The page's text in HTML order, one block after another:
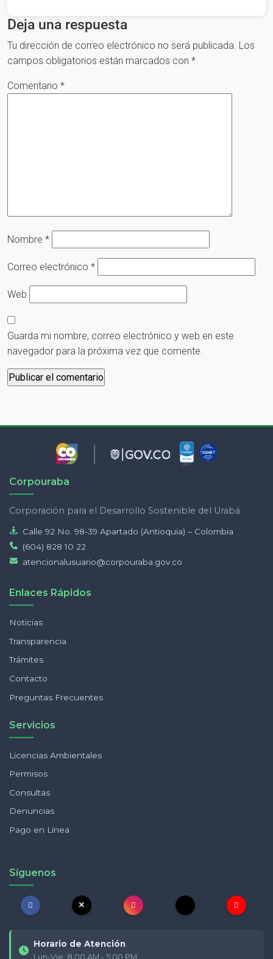
Deja una respuesta
Tu dirección de correo electrónico no será publicada. Los
campos obligatorios están marcados con *
Comentario *
Nombre *
Correo electrónico *
Web
Guarda mi nombre, correo electrónico y web en este
navegador para la próxima vez que comente.
Corpouraba
Corporación para el Desarrollo Sostenible del Urabá
Calle 92 No. 98-39 Apartado (Antioquia) – Colombia
(604) 828 10 22
atencionalusuario@corpouraba.gov.co
Enlaces Rápidos
Noticias
Transparencia
Trámites
Contacto
Preguntas Frecuentes
Servicios
Licencias Ambientales
Permisos
Consultas
Denuncias
Pago en Línea
Síguenos
Horario de Atención
Lun-Vie: 8:00 AM - 5:00 PM